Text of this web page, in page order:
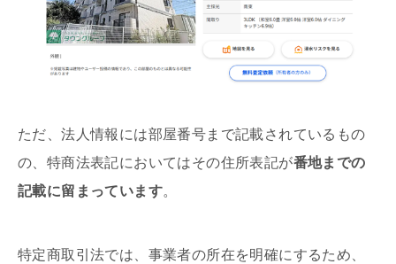
ただ、法人情報には部屋番号まで記載されているもの
の、特商法表記においてはその住所表記が番地までの
記載に留まっています。
特定商取引法では、事業者の所在を明確にするため、